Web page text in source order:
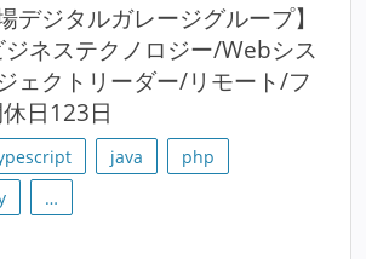
デジタルガレージグループ】
ネステクノロジー/Webシス
ェクトリーダー/リモート/フ
日123日
java
php
…